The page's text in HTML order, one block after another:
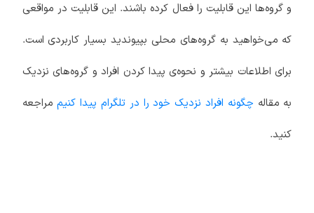
و گروه‌ها این قابلیت را فعال کرده باشند. این قابلیت در مواقعی
که می‌خواهید به گروه‌های محلی بپیوندید بسیار کاربردی است.
برای اطلاعات بیشتر و نحوه‌ی پیدا کردن افراد و گروه‌های نزدیک
به مقاله چگونه افراد نزدیک خود را در تلگرام پیدا کنیممراجعه
کنید.